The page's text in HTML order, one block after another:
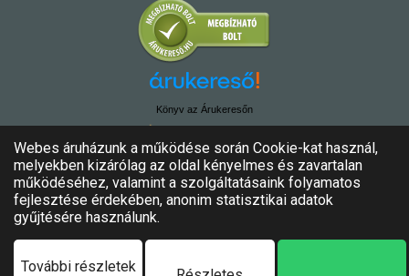
Könyv az Árukeresőn
Minden jog fenntartva!